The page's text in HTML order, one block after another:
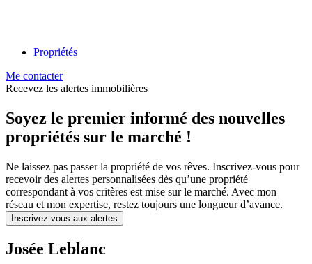
Propriétés
Me contacter
Recevez les alertes immobilières
Soyez le premier informé des nouvelles
propriétés sur le marché !
Ne laissez pas passer la propriété de vos rêves. Inscrivez-vous pour
recevoir des alertes personnalisées dès qu’une propriété
correspondant à vos critères est mise sur le marché. Avec mon
réseau et mon expertise, restez toujours une longueur d’avance.
Inscrivez-vous aux alertes
Josée Leblanc